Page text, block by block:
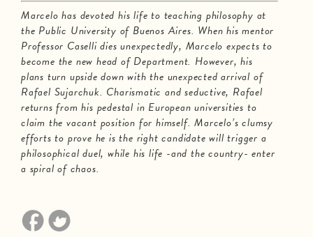
Marcelo has devoted his life to teaching philosophy at
the Public University of Buenos Aires. When his mentor
Professor Caselli dies unexpectedly, Marcelo expects to
become the new head of Department. However, his
plans turn upside down with the unexpected arrival of
Rafael Sujarchuk. Charismatic and seductive, Rafael
returns from his pedestal in European universities to
claim the vacant position for himself. Marcelo’s clumsy
efforts to prove he is the right candidate will trigger a
philosophical duel, while his life -and the country- enter
a spiral of chaos.